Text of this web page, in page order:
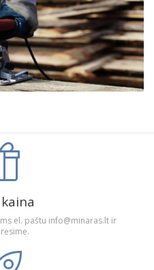
el. paštu info@minaras.lt ir